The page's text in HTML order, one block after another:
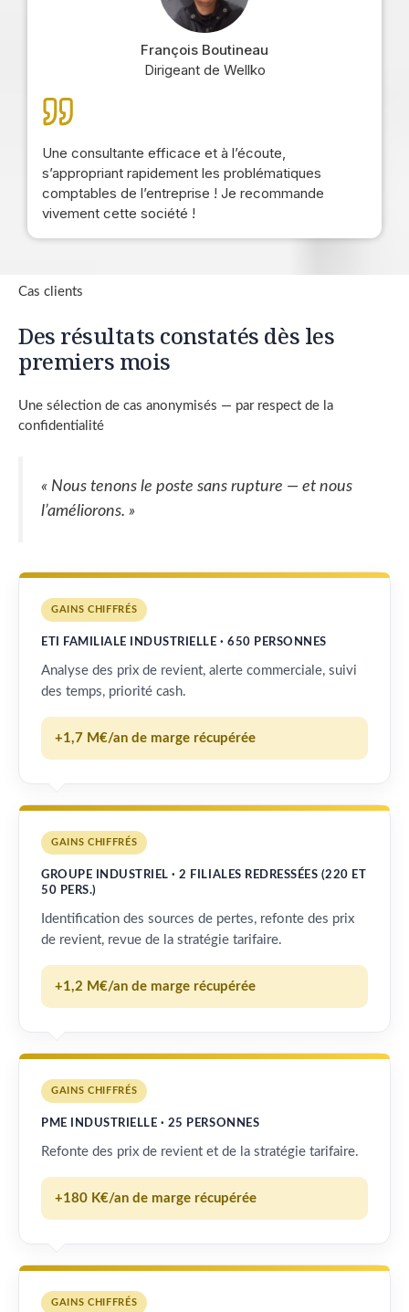
François Boutineau
Dirigeant de Wellko
Une consultante efficace et à l’écoute,
s’appropriant rapidement les problématiques
comptables de l’entreprise ! Je recommande
vivement cette société !
Cas clients
Des résultats constatés dès les
premiers mois
Une sélection de cas anonymisés — par respect de la
confidentialité
« Nous tenons le poste sans rupture — et nous
l’améliorons. »
GAINS CHIFFRÉS
ETI FAMILIALE INDUSTRIELLE · 650 PERSONNES
Analyse des prix de revient, alerte commerciale, suivi
des temps, priorité cash.
+1,7 M€/an de marge récupérée
GAINS CHIFFRÉS
GROUPE INDUSTRIEL · 2 FILIALES REDRESSÉES (220 ET
50 PERS.)
Identification des sources de pertes, refonte des prix
de revient, revue de la stratégie tarifaire.
+1,2 M€/an de marge récupérée
GAINS CHIFFRÉS
PME INDUSTRIELLE · 25 PERSONNES
Refonte des prix de revient et de la stratégie tarifaire.
+180 K€/an de marge récupérée
GAINS CHIFFRÉS